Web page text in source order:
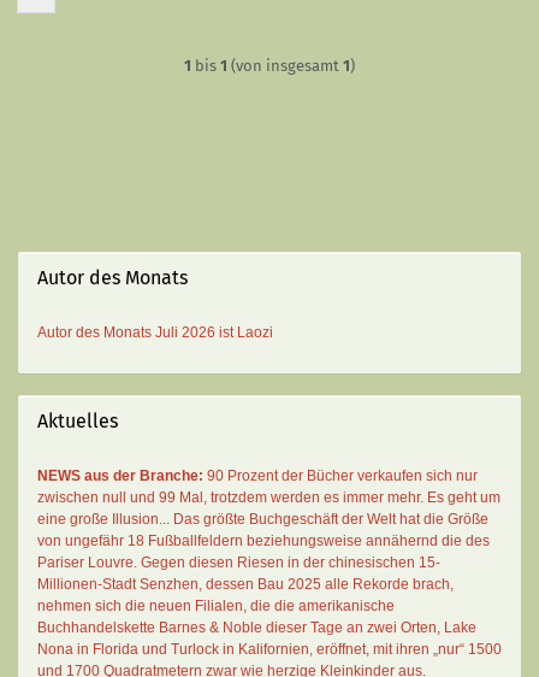
1 bis 1 (von insgesamt 1)
Autor des Monats
Autor des Monats Juli 2026 ist Laozi
Aktuelles
NEWS aus der Branche: 90 Prozent der Bücher verkaufen sich nur
zwischen null und 99 Mal , trotzdem werden es immer mehr. Es geht um
eine große Illusion... Das größte Buchgeschäft der Welt hat die Größe
von ungefähr 18 Fußballfeldern beziehungsweise annähernd die des
Pariser Louvre. Gegen diesen Riesen in der chinesischen 15-
Millionen-Stadt Senzhen, dessen Bau 2025 alle Rekorde brach,
nehmen sich die neuen Filialen, die die amerikanische
Buchhandelskette Barnes & Noble dieser Tage an zwei Orten, Lake
Nona in Florida und Turlock in Kalifornien, eröffnet, mit ihren „nur“ 1500
und 1700 Quadratmetern zwar wie herzige Kleinkinder aus.